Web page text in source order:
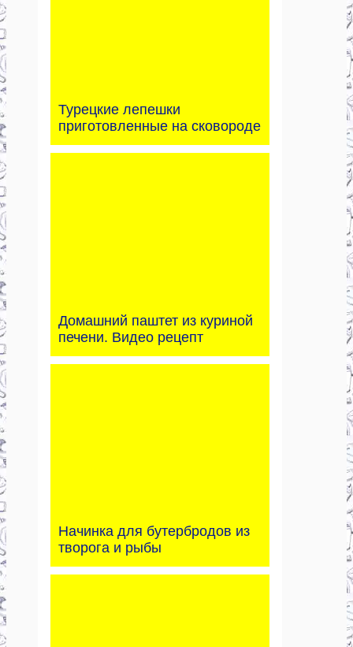
Турецкие лепешки
приготовленные на сковороде
Домашний паштет из куриной
печени. Видео рецепт
Начинка для бутербродов из
творога и рыбы